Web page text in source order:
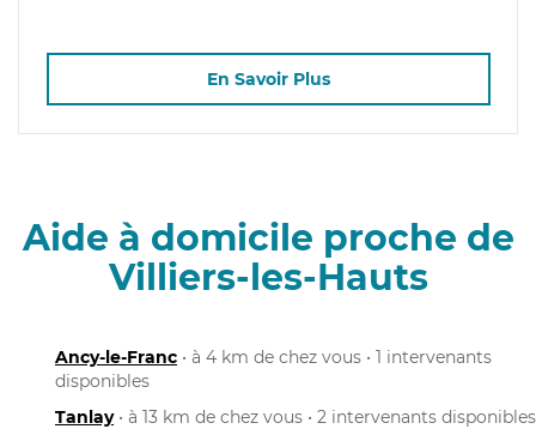
En Savoir Plus
Aide à domicile proche de
Villiers-les-Hauts
Ancy-le-Franc • à 4 km de chez vous • 1 intervenants
disponibles
Tanlay• à 13 km de chez vous • 2 intervenants disponibles